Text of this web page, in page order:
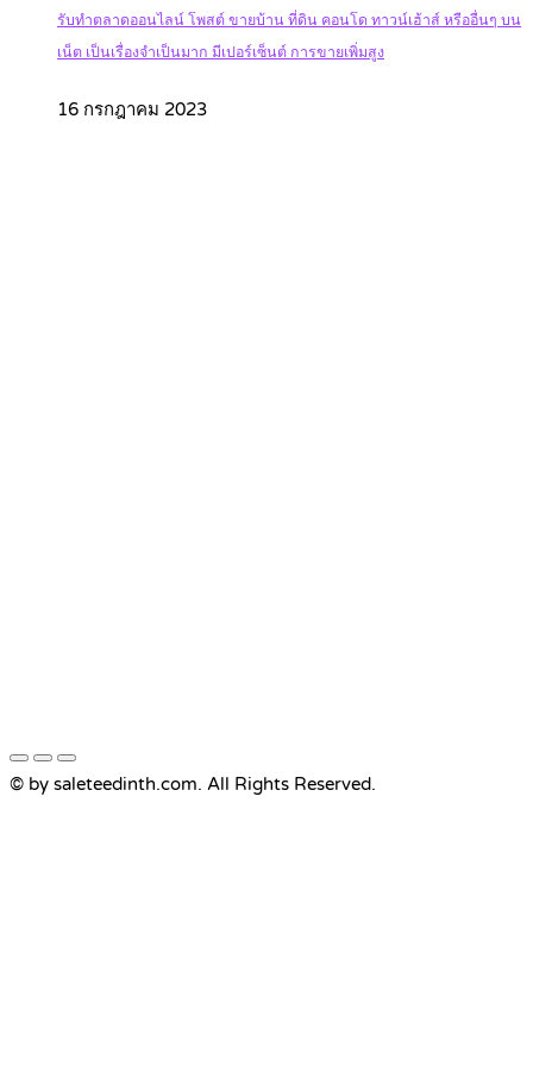
รับทำตลาดออนไลน์ โพสต์ ขายบ้าน ที่ดิน คอนโด ทาวน์เฮ้าส์ หรืออื่นๆ บน
เน็ต เป็นเรื่องจำเป็นมาก มีเปอร์เซ็นต์ การขายเพิ่มสูง
16 กรกฎาคม 2023
© by saleteedinth.com. All Rights Reserved.